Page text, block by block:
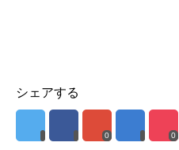
シェアする
0 0